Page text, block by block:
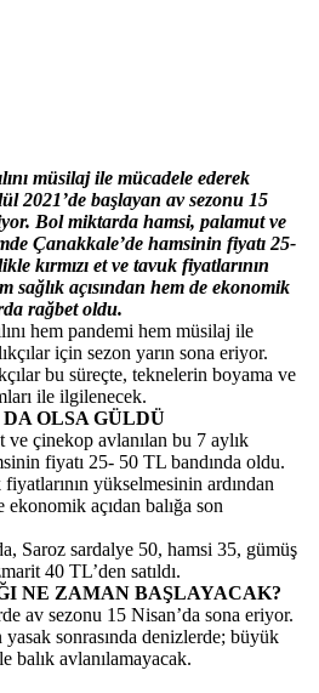
müsilaj ile mücadele ederek
2021’de başlayan av sezonu 15
Bol miktarda hamsi, palamut ve
Çanakkale’de hamsinin fiyatı 25-
kırmızı et ve tavuk fiyatlarının
sağlık açısından hem de ekonomik
rağbet oldu.
hem pandemi hem müsilaj ile
için sezon yarın sona eriyor.
bu süreçte, teknelerin boyama ve
ile ilgilenecek.
OLSA GÜLDÜ
çinekop avlanılan bu 7 aylık
fiyatı 25- 50 TL bandında oldu.
yükselmesinin ardından
ekonomik açıdan balığa son
Saroz sardalye 50, hamsi 35, gümüş
40 TL’den satıldı.
NE ZAMAN BAŞLAYACAK?
av sezonu 15 Nisan’da sona eriyor.
sonrasında denizlerde; büyük
balık avlanılamayacak.